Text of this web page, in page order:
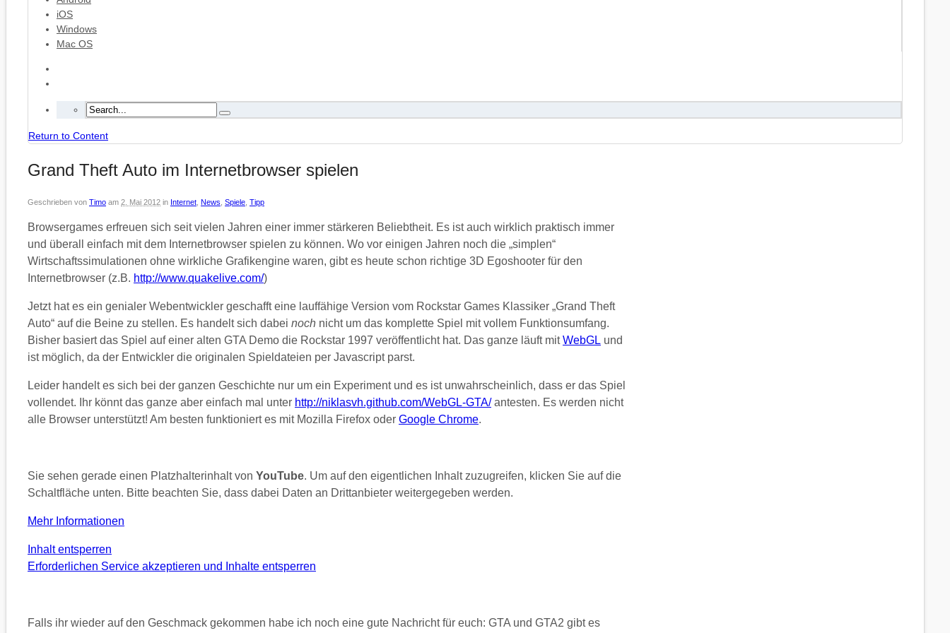
iOS
Windows
Mac OS
Return to Content
Grand Theft Auto im Internetbrowser spielen
Geschrieben von Timo am 2. Mai 2012 in Internet News Spiele Tipp
Browsergames erfreuen sich seit vielen Jahren einer immer stärkeren Beliebtheit. Es ist auch wirklich praktisch immer
und überall einfach mit dem Internetbrowser spielen zu können. Wo vor einigen Jahren noch die „simplen“
Wirtschaftssimulationen ohne wirkliche Grafikengine waren, gibt es heute schon richtige 3D Egoshooter für den
Internetbrowser (z.B. http://www.quakelive.com/)
Jetzt hat es ein genialer Webentwickler geschafft eine lauffähige Version vom Rockstar Games Klassiker „Grand Theft
Auto“ auf die Beine zu stellen. Es handelt sich dabei noch nicht um das komplette Spiel mit vollem Funktionsumfang.
Bisher basiert das Spiel auf einer alten GTA Demo die Rockstar 1997 veröffentlicht hat. Das ganze läuft mitWebGL und
ist möglich, da der Entwickler die originalen Spieldateien per Javascript parst.
Leider handelt es sich bei der ganzen Geschichte nur um ein Experiment und es ist unwahrscheinlich, dass er das Spiel
vollendet. Ihr könnt das ganze aber einfach mal unter http://niklasvh.github.com/WebGL-GTA/antesten. Es werden nicht
alle Browser unterstützt! Am besten funktioniert es mit Mozilla Firefox oder Google Chrome.
Sie sehen gerade einen Platzhalterinhalt von YouTube. Um auf den eigentlichen Inhalt zuzugreifen, klicken Sie auf die
Schaltfläche unten. Bitte beachten Sie, dass dabei Daten an Drittanbieter weitergegeben werden.
Mehr Informationen
Inhalt entsperren
Erforderlichen Service akzeptieren und Inhalte entsperren
Falls ihr wieder auf den Geschmack gekommen habe ich noch eine gute Nachricht für euch: GTA und GTA2 gibt es